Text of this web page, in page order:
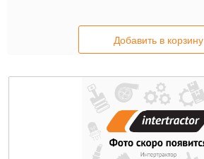
Добавить в корзину